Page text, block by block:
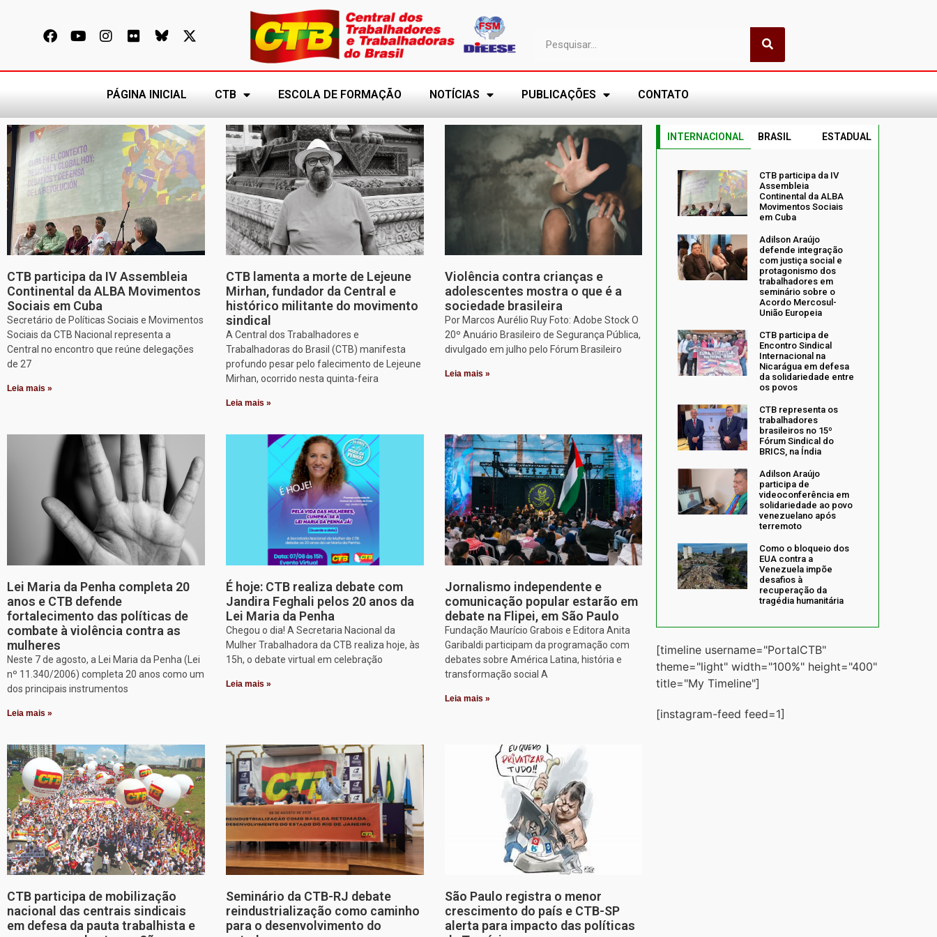
PÁGINA INICIAL CTB ESCOLA DE FORMAÇÃO NOTÍCIAS PUBLICAÇÕES CONTATO
CTB participa da IV Assembleia
Continental da ALBA Movimentos
Sociais em Cuba
Secretário de Políticas Sociais e Movimentos
Sociais da CTB Nacional representa a
Central no encontro que reúne delegações
de 27
Leia mais »
CTB lamenta a morte de Lejeune
Mirhan, fundador da Central e
histórico militante do movimento
sindical
A Central dos Trabalhadores e
Trabalhadoras do Brasil (CTB) manifesta
profundo pesar pelo falecimento de Lejeune
Mirhan, ocorrido nesta quinta-feira
Leia mais »
Violência contra crianças e
adolescentes mostra o que é a
sociedade brasileira
Por Marcos Aurélio Ruy Foto: Adobe Stock O
20º Anuário Brasileiro de Segurança Pública,
divulgado em julho pelo Fórum Brasileiro
Leia mais »
Lei Maria da Penha completa 20
anos e CTB defende
fortalecimento das políticas de
combate à violência contra as
mulheres
Neste 7 de agosto, a Lei Maria da Penha (Lei
nº 11.340/2006) completa 20 anos como um
dos principais instrumentos
Leia mais »
É hoje: CTB realiza debate com
Jandira Feghali pelos 20 anos da
Lei Maria da Penha
Chegou o dia! A Secretaria Nacional da
Mulher Trabalhadora da CTB realiza hoje, às
15h, o debate virtual em celebração
Leia mais »
Jornalismo independente e
comunicação popular estarão em
debate na Flipei, em São Paulo
Fundação Maurício Grabois e Editora Anita
Garibaldi participam da programação com
debates sobre América Latina, história e
transformação social A
Leia mais »
CTB participa de mobilização
nacional das centrais sindicais
em defesa da pauta trabalhista e
Seminário da CTB-RJ debate
reindustrialização como caminho
para o desenvolvimento do
São Paulo registra o menor
crescimento do país e CTB-SP
alerta para impacto das políticas
INTERNACIONAL BRASIL ESTADUAL
CTB participa da IV
Assembleia
Continental da ALBA
Movimentos Sociais
em Cuba
Adilson Araújo
defende integração
com justiça social e
protagonismo dos
trabalhadores em
seminário sobre o
Acordo Mercosul-
União Europeia
CTB participa de
Encontro Sindical
Internacional na
Nicarágua em defesa
da solidariedade entre
os povos
CTB representa os
trabalhadores
brasileiros no 15º
Fórum Sindical do
BRICS, na Índia
Adilson Araújo
participa de
videoconferência em
solidariedade ao povo
venezuelano após
terremoto
Como o bloqueio dos
EUA contra a
Venezuela impõe
desafios à
recuperação da
tragédia humanitária
[timeline username="PortalCTB"
theme="light" width="100%" height="400"
title="My Timeline"]
[instagram-feed feed=1]